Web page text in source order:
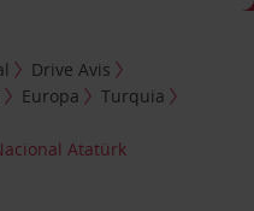
Drive Avis
Europa
Turquia
Atatürk